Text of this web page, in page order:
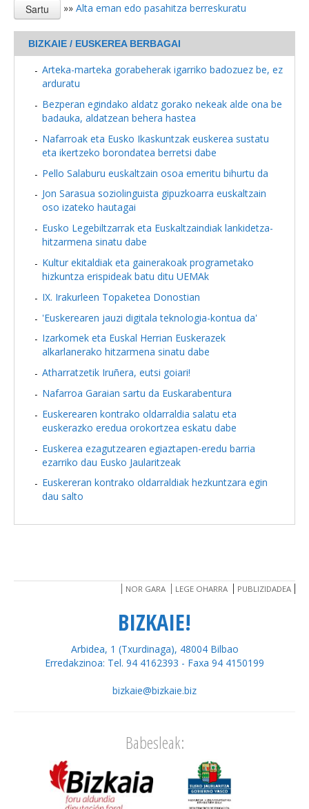
»» Alta eman edo pasahitza berreskuratu
BIZKAIE / EUSKEREA BERBAGAI
Arteka-marteka gorabeherak igarriko badozuez be, ez
arduratu
Bezperan egindako aldatz gorako nekeak alde ona be
badauka, aldatzean behera hastea
Nafarroak eta Eusko Ikaskuntzak euskerea sustatu
eta ikertzeko borondatea berretsi dabe
Pello Salaburu euskaltzain osoa emeritu bihurtu da
Jon Sarasua soziolinguista gipuzkoarra euskaltzain
oso izateko hautagai
Eusko Legebiltzarrak eta Euskaltzaindiak lankidetza-
hitzarmena sinatu dabe
Kultur ekitaldiak eta gainerakoak programetako
hizkuntza erispideak batu ditu UEMAk
IX. Irakurleen Topaketea Donostian
'Euskerearen jauzi digitala teknologia-kontua da'
Izarkomek eta Euskal Herrian Euskerazek
alkarlanerako hitzarmena sinatu dabe
Atharratzetik Iruñera, eutsi goiari!
Nafarroa Garaian sartu da Euskarabentura
Euskerearen kontrako oldarraldia salatu eta
euskerazko eredua orokortzea eskatu dabe
Euskerea ezagutzearen egiaztapen-eredu barria
ezarriko dau Eusko Jaularitzeak
Euskereran kontrako oldarraldiak hezkuntzara egin
dau salto
NOR GARA LEGE OHARRA PUBLIZIDADEA
BIZKAIE!
Arbidea, 1 (Txurdinaga), 48004 Bilbao
Erredakzinoa: Tel. 94 4162393 - Faxa 94 4150199
bizkaie@bizkaie.biz
Babesleak: